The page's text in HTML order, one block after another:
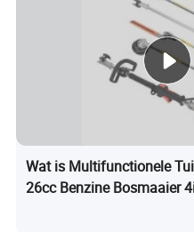
minimale inspanning door
5.nylon kop en metalen
Wat is Multifunctionele
26cc Benzine Bosmaaier